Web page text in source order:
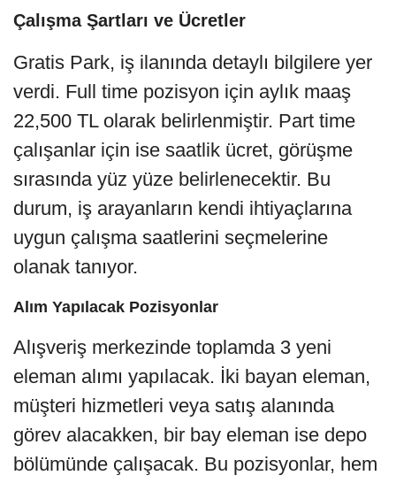
Çalışma Şartları ve Ücretler
Gratis Park, iş ilanında detaylı bilgilere yer
verdi. Full time pozisyon için aylık maaş
22,500 TL olarak belirlenmiştir. Part time
çalışanlar için ise saatlik ücret, görüşme
sırasında yüz yüze belirlenecektir. Bu
durum, iş arayanların kendi ihtiyaçlarına
uygun çalışma saatlerini seçmelerine
olanak tanıyor.
Alım Yapılacak Pozisyonlar
Alışveriş merkezinde toplamda 3 yeni
eleman alımı yapılacak. İki bayan eleman,
müşteri hizmetleri veya satış alanında
görev alacakken, bir bay eleman ise depo
bölümünde çalışacak. Bu pozisyonlar, hem